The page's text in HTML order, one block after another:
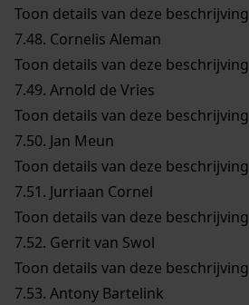
Toon details van deze beschrijving
7.48. Cornelis Aleman
Toon details van deze beschrijving
7.49. Arnold de Vries
Toon details van deze beschrijving
7.50. Jan Meun
Toon details van deze beschrijving
7.51. Jurriaan Cornel
Toon details van deze beschrijving
7.52. Gerrit van Swol
Toon details van deze beschrijving
7.53. Antony Bartelink